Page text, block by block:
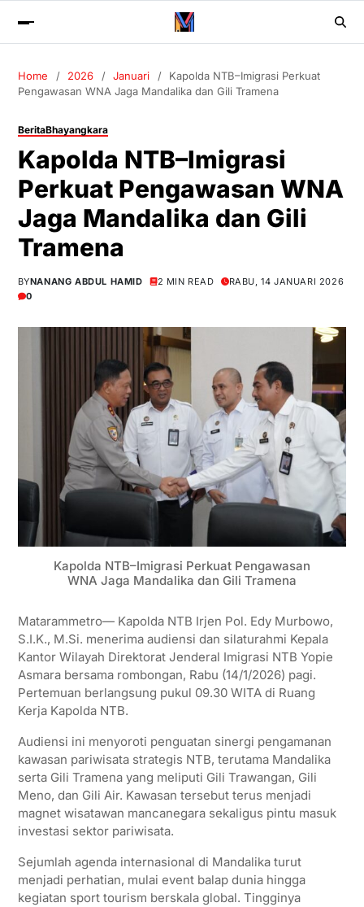
Home 2026 Januari
Kapolda NTB–Imigrasi Perkuat
Pengawasan WNA Jaga Mandalika dan Gili Tramena
BeritaBhayangkara
Kapolda NTB–Imigrasi
Perkuat Pengawasan WNA
Jaga Mandalika dan Gili
Tramena
BYNANANG ABDUL HAMID 2 MIN READ
RABU, 14 JANUARI 2026
0
Kapolda NTB–Imigrasi Perkuat Pengawasan
WNA Jaga Mandalika dan Gili Tramena
Matarammetro— Kapolda NTB Irjen Pol. Edy Murbowo,
S.I.K., M.Si. menerima audiensi dan silaturahmi Kepala
Kantor Wilayah Direktorat Jenderal Imigrasi NTB Yopie
Asmara bersama rombongan, Rabu (14/1/2026) pagi.
Pertemuan berlangsung pukul 09.30 WITA di Ruang
Kerja Kapolda NTB.
Audiensi ini menyoroti penguatan sinergi pengamanan
kawasan pariwisata strategis NTB, terutama Mandalika
serta Gili Tramena yang meliputi Gili Trawangan, Gili
Meno, dan Gili Air. Kawasan tersebut terus menjadi
magnet wisatawan mancanegara sekaligus pintu masuk
investasi sektor pariwisata.
Sejumlah agenda internasional di Mandalika turut
menjadi perhatian, mulai event balap dunia hingga
kegiatan sport tourism berskala global. Tingginya